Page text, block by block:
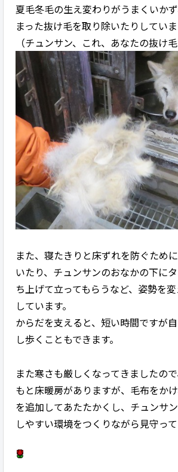
夏毛冬毛の生え変わりがうまくいか
まった抜け毛を取り除いたりしていま
（チュンサン、これ、あなたの抜け毛
また、寝たきりと床ずれを防ぐため
いたり、チュンサンのおなかの下に
ち上げて立ってもらうなど、姿勢を
しています。
からだを支えると、短い時間ですが
し歩くこともできます。
また寒さも厳しくなってきましたの
もと床暖房がありますが、毛布をか
を追加してあたたかくし、チュンサ
しやすい環境をつくりながら見守って